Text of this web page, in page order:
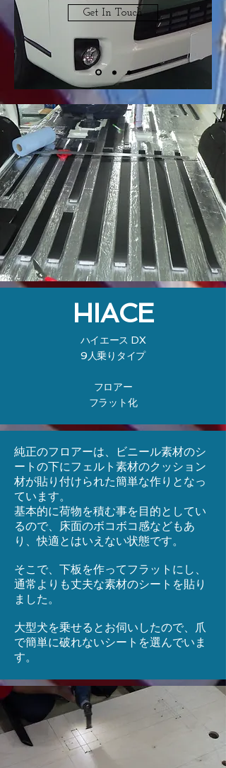
Get In Touch
​HIACE
ハイエース DX
9人乗りタイプ
フロアー
​フラット化
純正のフロアーは、ビニール素材のシ
ートの下にフェルト素材のクッション
材が貼り付けられた簡単な作りとなっ
ています。
基本的に荷物を積む事を目的としてい
るので、床面のボコボコ感などもあ
り、快適とはいえない状態です。
​そこで、下板を作ってフラットにし、
通常よりも丈夫な素材のシートを貼り
ました。
​大型犬を乗せるとお伺いしたので、爪
で簡単に破れないシートを選んでいま
す。